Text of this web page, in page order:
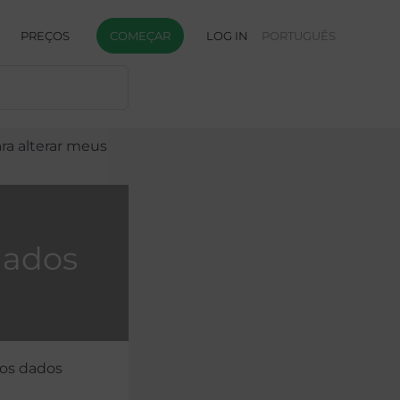
PREÇOS COMEÇAR LOG IN PORTUGUÊS
alterar meus
dados